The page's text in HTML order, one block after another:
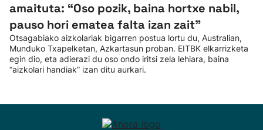
amaituta: “Oso pozik, baina hortxe nabil,
pauso hori ematea falta izan zait”
Otsagabiako aizkolariak bigarren postua lortu du, Australian,
Munduko Txapelketan, Azkartasun proban. EITBK elkarrizketa
egin dio, eta adierazi du oso ondo iritsi zela lehiara, baina
“aizkolari handiak” izan ditu aurkari.